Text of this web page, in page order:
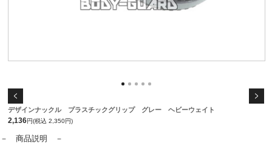
デザインナックル プラスチックグリップ グレー ヘビーウェイト
2,136円(税込 2,350円)
－ 商品説明 －